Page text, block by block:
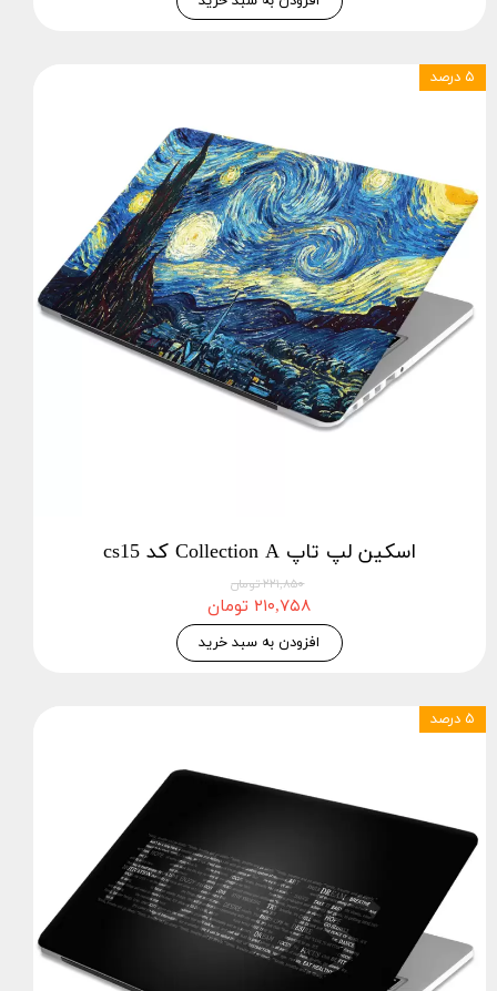
اسکین لپ تاپ Collection A کد cs15
۲۲۱,۸۵۰ تومان
۲۱۰,۷۵۸ تومان
افزودن به سبد خرید
۵ درصد
۵ درصد